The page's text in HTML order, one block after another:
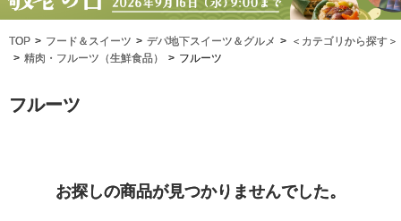
TOP フード＆スイーツ デパ地下スイーツ＆グルメ
＜カテゴリから探す＞
精肉・フルーツ（生鮮食品）
フルーツ
フルーツ
お探しの商品が見つかりませんでした。